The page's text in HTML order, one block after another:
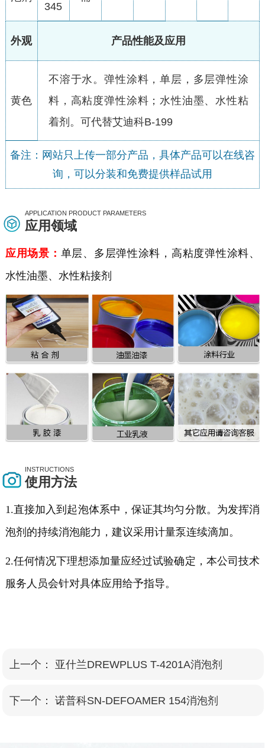
345
外观 产品性能及应用
黄色
不溶于水。弹性涂料，单层，多层弹性涂
料，高粘度弹性涂料；水性油墨、水性粘
着剂。可代替艾迪科B-199
备注：网站只上传一部分产品，具体产品可以在线咨
询，可以分装和免费提供样品试用
APPLICATION PRODUCT PARAMETERS
应用领域
应用场景： 单层、多层弹性涂料，高粘度弹性涂料、
水性油墨、 水性粘接剂
INSTRUCTIONS
使用方法
1.直接加入到起泡体系中，保证其均匀分散。为发挥消
泡剂的持续消泡能力，建议采用计量泵连续滴加。
2.任何情况下理想添加量应经过试验确定，本公司技术
服务人员会针对具体应用给予指导。
上一个： 亚什兰DREWPLUS T-4201A消泡剂
下一个： 诺普科SN-DEFOAMER 154消泡剂